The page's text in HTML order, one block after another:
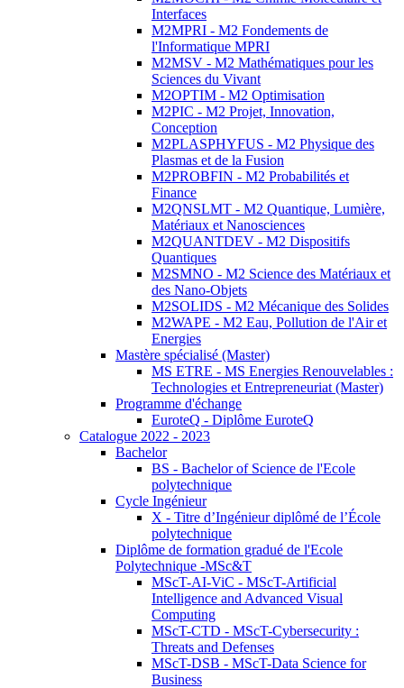
Interfaces
M2MPRI - M2 Fondements de
l'Informatique MPRI
M2MSV - M2 Mathématiques pour les
Sciences du Vivant
M2OPTIM - M2 Optimisation
M2PIC - M2 Projet, Innovation,
Conception
M2PLASPHYFUS - M2 Physique des
Plasmas et de la Fusion
M2PROBFIN - M2 Probabilités et
Finance
M2QNSLMT - M2 Quantique, Lumière,
Matériaux et Nanosciences
M2QUANTDEV - M2 Dispositifs
Quantiques
M2SMNO - M2 Science des Matériaux et
des Nano-Objets
M2SOLIDS - M2 Mécanique des Solides
M2WAPE - M2 Eau, Pollution de l'Air et
Energies
Mastère spécialisé (Master)
MS ETRE - MS Energies Renouvelables :
Technologies et Entrepreneuriat (Master)
Programme d'échange
EuroteQ - Diplôme EuroteQ
Catalogue 2022 - 2023
Bachelor
BS - Bachelor of Science de l'Ecole
polytechnique
Cycle Ingénieur
X - Titre d’Ingénieur diplômé de l’École
polytechnique
Diplôme de formation gradué de l'Ecole
Polytechnique -MSc&T
MScT-AI-ViC - MScT-Artificial
Intelligence and Advanced Visual
Computing
MScT-CTD - MScT-Cybersecurity :
Threats and Defenses
MScT-DSB - MScT-Data Science for
Business